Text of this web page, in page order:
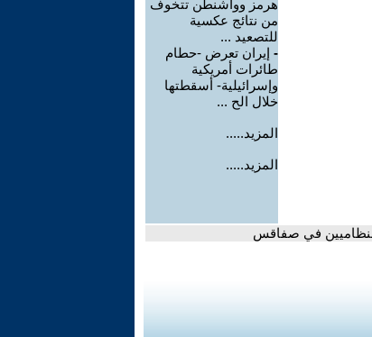
هرمز وواشنطن تتخوف
من نتائج عكسية
للتصعيد ...
- إيران تعرض -حطام
طائرات أمريكية
وإسرائيلية- أسقطتها
خلال الح ...
المزيد.....
المزيد.....
في صفاقس